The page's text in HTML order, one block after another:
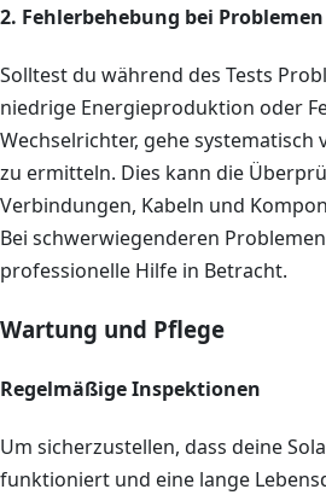
2. Fehlerbehebung bei Problemen
Solltest du während des Tests
niedrige Energieproduktion oder
Wechselrichter, gehe systematisch
zu ermitteln. Dies kann die
Verbindungen, Kabeln und
Bei schwerwiegenderen
professionelle Hilfe in Betracht.
Wartung und Pflege
Regelmäßige Inspektionen
Um sicherzustellen, dass deine
funktioniert und eine lange